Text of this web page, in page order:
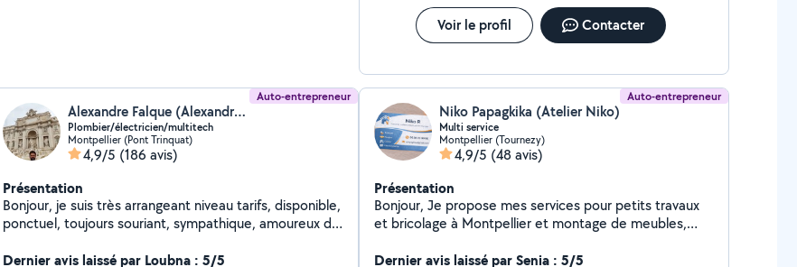
Voir le profil Contacter
Auto-entrepreneur
Alexandre Falque (Alexandre Falque)
Plombier/électricien/multitech
Montpellier (Pont Trinquat)
4,9/5 (186 avis)
Présentation
Bonjour, je suis très arrangeant niveau tarifs, disponible,
ponctuel, toujours souriant, sympathique, amoureux du
et très équipé niveau matériel. -Electricité (mise aux
Dernier avis laissé par Loubna : 5/5
Auto-entrepreneur
Niko Papagkika (Atelier Niko)
Multi service
Montpellier (Tournezy)
4,9/5 (48 avis)
Présentation
Bonjour, Je propose mes services pour petits travaux
et bricolage à Montpellier et montage de meubles,
parquet, stratifié fixation, étagère, tringle, luminaires
Dernier avis laissé par Senia : 5/5